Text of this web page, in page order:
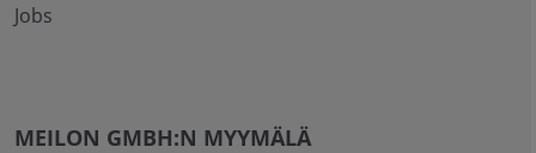
Jobs
MEILON GMBH:N MYYMÄLÄ